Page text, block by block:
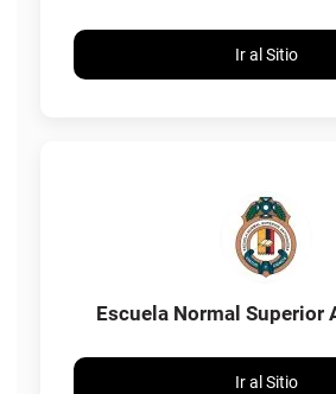
Ir al Sitio
Escuela Normal Superior
Ir al Sitio